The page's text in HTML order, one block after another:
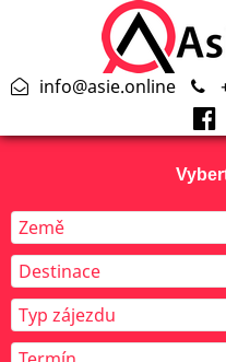
info@asie.online